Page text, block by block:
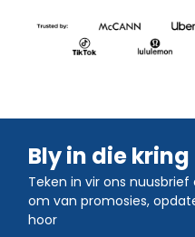
Bly in die kring
Teken in vir ons
om van promosies,
hoor